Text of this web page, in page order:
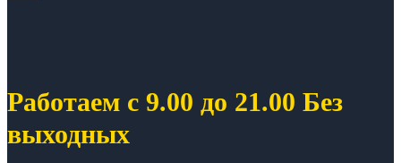
Работаем с 9.00 до 21.00 Без
выходных